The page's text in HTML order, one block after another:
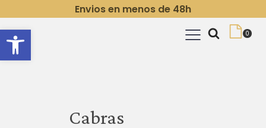
Abrir barra de herramientas
Envios en menos de 48h
Cabras